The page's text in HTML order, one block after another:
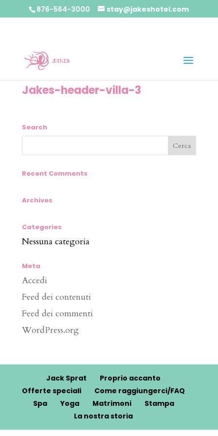
876-564-3000 stay@jakeshotel.com
Jakes-header-villa-3
Search
Recent Comments
Archives
Categories
Nessuna categoria
Meta
Accedi
Feed dei contenuti
Feed dei commenti
WordPress.org
Jack Sprat
Proprio accanto
Offerte speciali
Come raggiungerci/FAQ
Spa
Yoga Matrimoni
Stampa
La nostra storia